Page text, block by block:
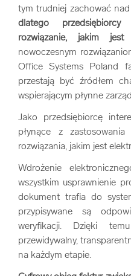
tym trudniej zachować
dlatego
rozwiązanie, jakim
nowoczesnym
Office Systems Poland
przestają być źródłem
wspierającym płynne
Jako przedsiębiorcę
płynące z
rozwiązania, jakim jest
Wdrożenie
wszystkim usprawnienie
dokument trafia do
przypisywane są
weryfikacji. Dzięki
przewidywalny,
na każdym etapie.